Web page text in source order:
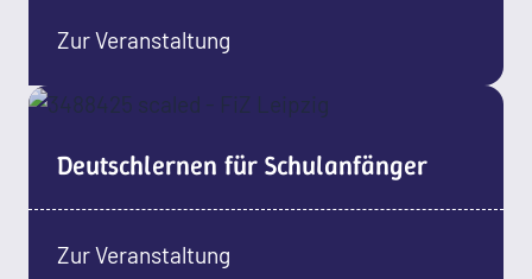
Zur Veranstaltung
Deutschlernen für Schulanfänger
Zur Veranstaltung